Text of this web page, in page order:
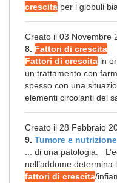
crescita per i globuli
Creato il 03 Novembre
8. Fattori di crescita
Fattori di crescita in
un trattamento con
spesso con una
elementi circolanti del
Creato il 28 Febbraio
9. Tumore e nutrizione
... di una patologia.
nell’addome determina
fattori di crescita/